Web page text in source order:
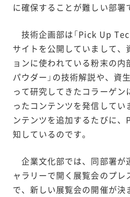
に確保することが難しい部署
技術企画部は「Pick Up
サイトを公開していまして、
ョンに使われている粉末の内
パウダー」の技術解説や、資
って研究してきたコラーゲン
ったコンテンツを発信してい
ンテンツを追加するたびに、
知しているのです。
企業文化部では、同部署が
ャラリーで開く展覧会のプレ
で、新しい展覧会の開催が決